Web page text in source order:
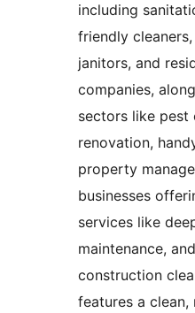
including
friendly
janitors, and
companies,
sectors like pest
renovation,
property
businesses
services like
maintenance,
construction
features a clean,